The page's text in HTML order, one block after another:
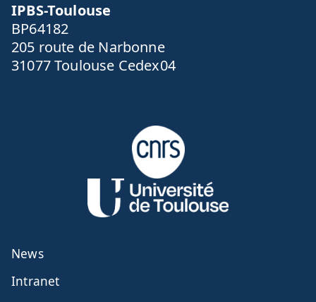
IPBS-Toulouse
BP64182
205 route de Narbonne
31077 Toulouse Cedex04
News
Intranet